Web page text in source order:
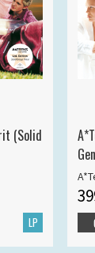
(Solid
LP